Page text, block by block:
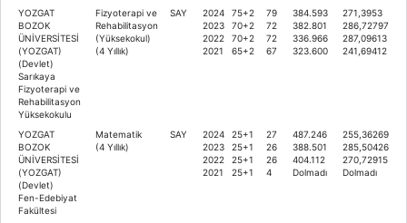
YOZGAT
BOZOK
ÜNİVERSİTESİ
(YOZGAT)
(Devlet)
Sarıkaya
Fizyoterapi ve
Rehabilitasyon
Yüksekokulu
Fizyoterapi ve
Rehabilitasyon
(Yüksekokul)
(4 Yıllık)
SAY
2024
2023
2022
2021
75+2
70+2
70+2
65+2
79
72
72
67
384.593
382.801
336.966
323.600
271,3953
286,72797
287,09613
241,69412
YOZGAT
BOZOK
ÜNİVERSİTESİ
(YOZGAT)
(Devlet)
Fen-Edebiyat
Fakültesi
Matematik
(4 Yıllık)
SAY
2024
2023
2022
2021
25+1
25+1
25+1
25+1
27
26
26
4
487.246
388.501
404.112
Dolmadı
255,36269
285,50426
270,72915
Dolmadı